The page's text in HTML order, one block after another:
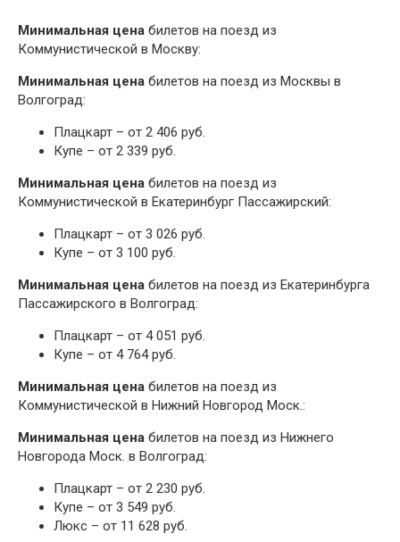
Минимальная цена билетов на поезд из
Коммунистической в Москву:
Минимальная цена билетов на поезд из Москвы в
Волгоград:
Плацкарт – от 2 406 руб.
Купе – от 2 339 руб.
Минимальная цена билетов на поезд из
Коммунистической в Екатеринбург Пассажирский:
Плацкарт – от 3 026 руб.
Купе – от 3 100 руб.
Минимальная цена билетов на поезд из Екатеринбурга
Пассажирского в Волгоград:
Плацкарт – от 4 051 руб.
Купе – от 4 764 руб.
Минимальная цена билетов на поезд из
Коммунистической в Нижний Новгород Моск.:
Минимальная цена билетов на поезд из Нижнего
Новгорода Моск. в Волгоград:
Плацкарт – от 2 230 руб.
Купе – от 3 549 руб.
Люкс – от 11 628 руб.